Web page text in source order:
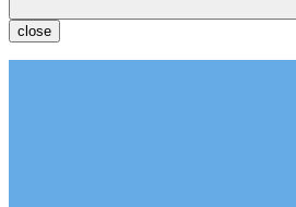
close